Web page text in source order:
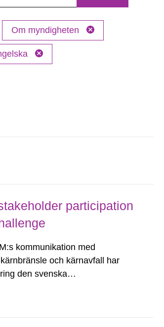
Om myndigheten
participation
kommunikation med
och kärnavfall har
den svenska